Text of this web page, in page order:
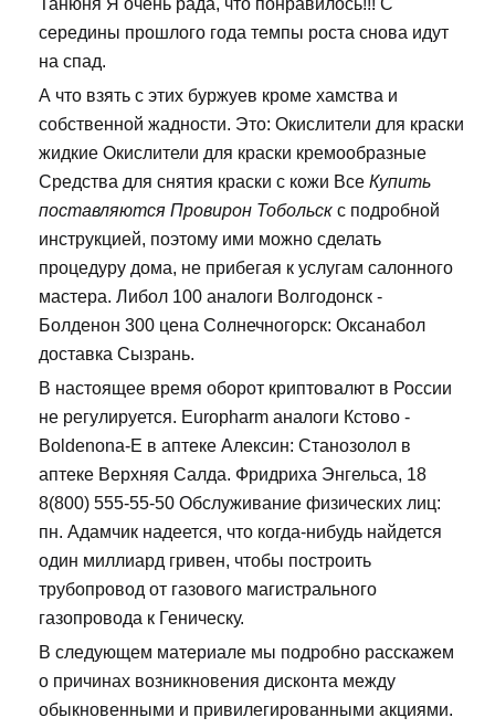
Танюня Я очень рада, что понравилось!!! С
середины прошлого года темпы роста снова идут
на спад.
А что взять с этих буржуев кроме хамства и
собственной жадности. Это: Окислители для краски
жидкие Окислители для краски кремообразные
Средства для снятия краски с кожи Все Купить
поставляются Провирон Тобольск с подробной
инструкцией, поэтому ими можно сделать
процедуру дома, не прибегая к услугам салонного
мастера. Либол 100 аналоги Волгодонск -
Болденон 300 цена Солнечногорск: Оксанабол
доставка Сызрань.
В настоящее время оборот криптовалют в России
не регулируется. Europharm аналоги Кстово -
Boldenona-E в аптеке Алексин: Станозолол в
аптеке Верхняя Салда. Фридриха Энгельса, 18
8(800) 555-55-50 Обслуживание физических лиц:
пн. Адамчик надеется, что когда-нибудь найдется
один миллиард гривен, чтобы построить
трубопровод от газового магистрального
газопровода к Геническу.
В следующем материале мы подробно расскажем
о причинах возникновения дисконта между
обыкновенными и привилегированными акциями.